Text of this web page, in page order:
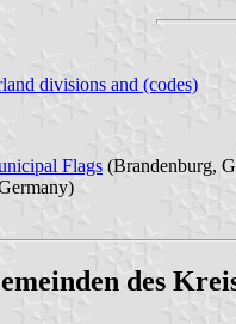
divisions and (codes)
Flags (Brandenburg,
des